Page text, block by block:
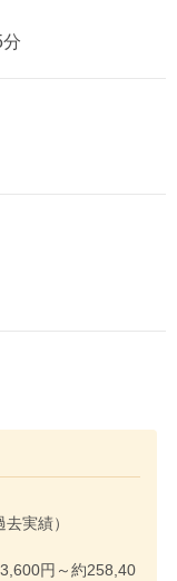
実績）
円～約258,40